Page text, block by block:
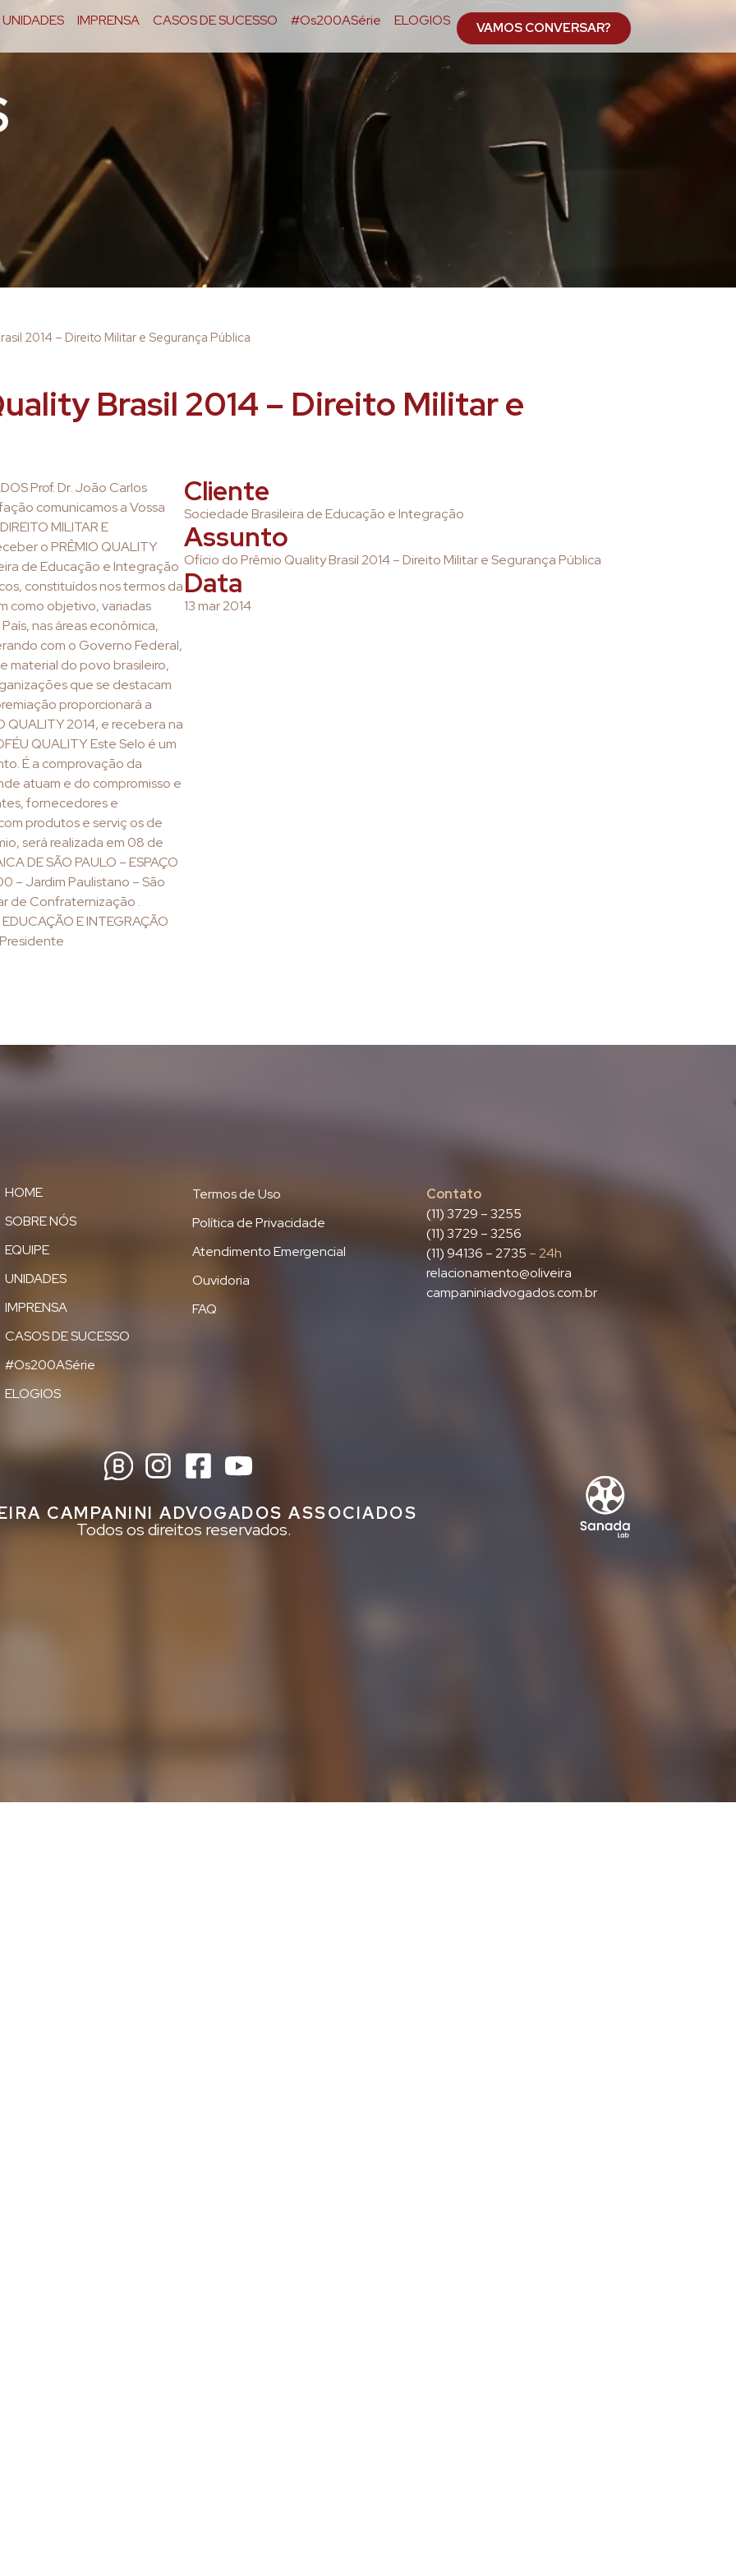
UNIDADES IMPRENSA CASOS DE SUCESSO #Os200ASérie ELOGIOS VAMOS CONVERSAR?
2014 – Direito Militar e Segurança Pública
Brasil 2014 – Direito Militar e
Prof. Dr. João Carlos
comunicamos a Vossa
MILITAR E
o PRÊMIO QUALITY
de Educação e Integração
constituídos nos termos da
como objetivo, variadas
nas áreas econômica,
com o Governo Federal,
material do povo brasileiro,
que se destacam
proporcionará a
QUALITY 2014, e recebera na
QUALITY. Este Selo é um
É a comprovação da
atuam e do compromisso e
fornecedores e
produtos e serviç os de
será realizada em 08 de
DE SÃO PAULO – ESPAÇO
– Jardim Paulistano – São
de Confraternização .
E INTEGRAÇÃO
Cliente
Sociedade Brasileira de Educação e Integração
Assunto
Ofício do Prêmio Quality Brasil 2014 – Direito Militar e Segurança Pública
Data
13 mar 2014
HOME
SOBRE NÓS
EQUIPE
UNIDADES
IMPRENSA
CASOS DE SUCESSO
#Os200ASérie
ELOGIOS
Termos de Uso
Política de Privacidade
Atendimento Emergencial
Ouvidoria
FAQ
Contato
(11) 3729 – 3255
(11) 3729 – 3256
(11) 94136 – 2735 – 24h
relacionamento@oliveira
campaniniadvogados.com.br
CAMPANINI ADVOGADOS ASSOCIADOS
Todos os direitos reservados.